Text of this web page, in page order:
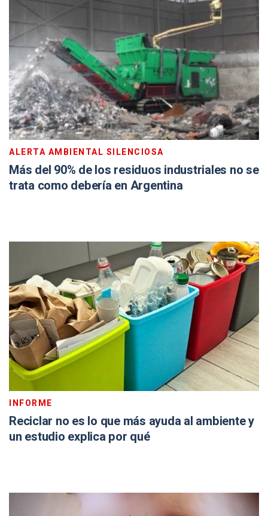
ALERTA AMBIENTAL SILENCIOSA
Más del 90% de los residuos industriales no se
trata como debería en Argentina
INFORME
Reciclar no es lo que más ayuda al ambiente y
un estudio explica por qué